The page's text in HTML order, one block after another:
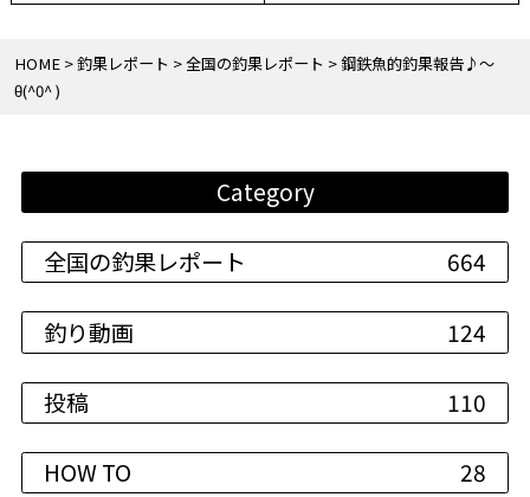
Category
全国の釣果レポート 664
釣り動画 124
投稿 110
HOW TO 28
HOME 釣果レポート 全国の釣果レポート
鋼鉄魚的釣果報告♪～
θ(^0^ )